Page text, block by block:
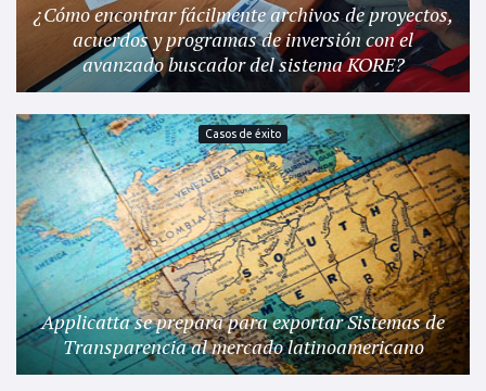
¿Cómo encontrar fácilmente archivos de proyectos,
acuerdos y programas de inversión con el
avanzado buscador del sistema KORE?
Casos de éxito
Applicatta se prepara para exportar Sistemas de
Transparencia al mercado latinoamericano